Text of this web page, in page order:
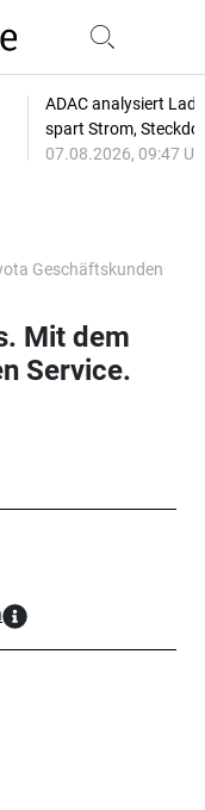
ADAC analysiert
spart Strom,
07.08.2026, 09:47
Geschäftskunden
Mit dem
Service.